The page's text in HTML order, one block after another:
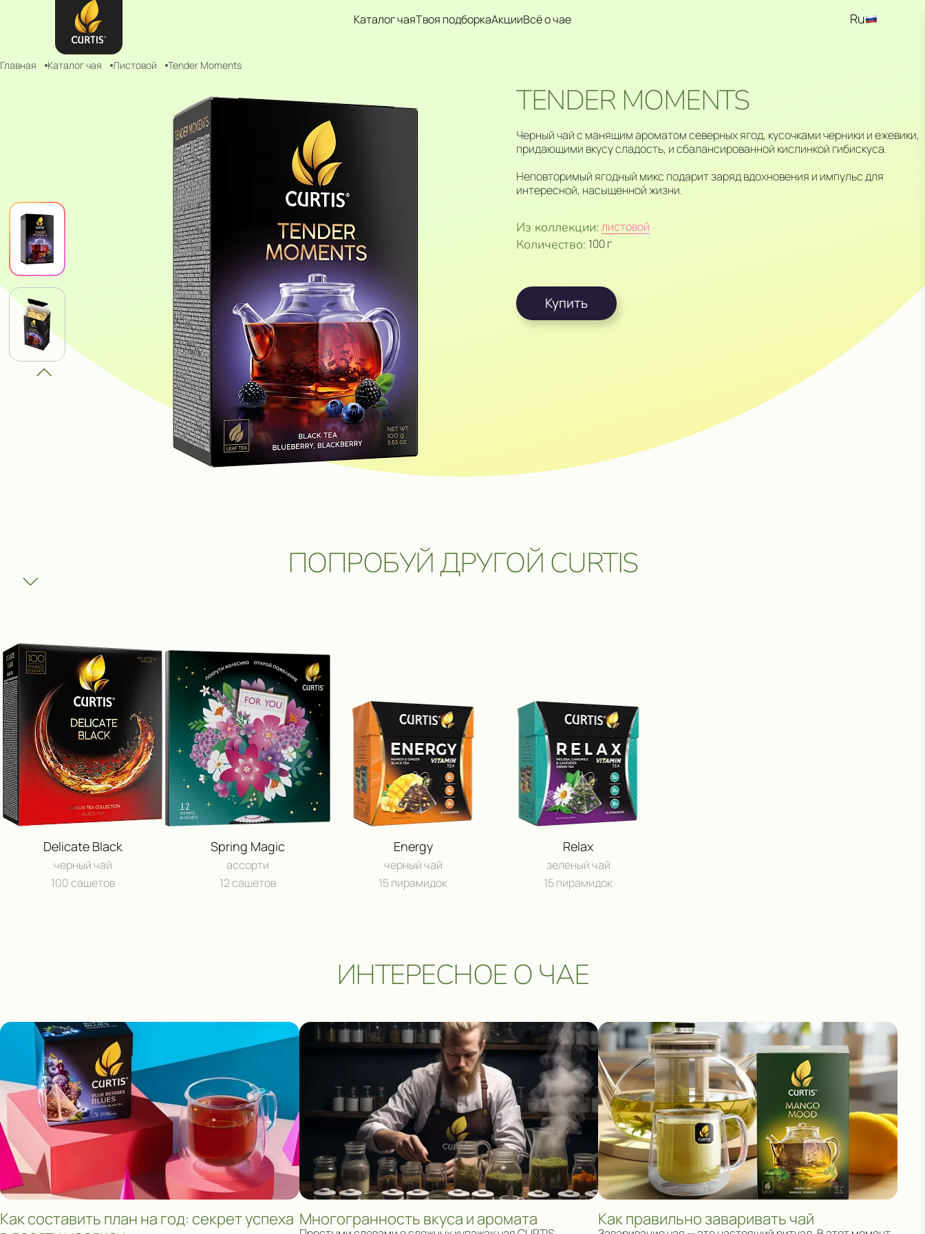
Каталог чаяТвоя подборкаАкцииВсё о чае
Ru
Главная Каталог чая Листовой Tender Moments
TENDER MOMENTS
Черный чай с манящим ароматом северных ягод, кусочками черники и ежевики,
придающими вкусу сладость, и сбалансированной кислинкой гибискуса.
Неповторимый ягодный микс подарит заряд вдохновения и импульс для
интересной, насыщенной жизни.
Из коллекции: листовой
Количество: 100 г
Купить
КУПИТЬ В ОНЛАЙН⁠-⁠МАГАЗИНЕ
ПОПРОБУЙ ДРУГОЙ CURTIS
Delicate Black
черный чай
100 сашетов
Spring Magic
ассорти
12 сашетов
Energy
черный чай
15 пирамидок
Relax
зеленый чай
15 пирамидок
ИНТЕРЕСНОЕ О ЧАЕ
Как составить план на год: секрет успеха Многогранность вкуса и аромата Как правильно заваривать чай
ПОЛУЧИ ВОЗМОЖНОСТЬ
ВЫИГРАТЬ ПУТЕШЕСТВИЕ
И ДРУГИЕ ЦЕННЫЕ
ПРИЗЫ
Сроки акции: с 1 августа 2025 по 15 мая 2026. Подробнее:click.ru/3EJHAe
ОБРАТНАЯ СВЯЗЬ
Отправить сообщение
ОБРАТНАЯ СВЯЗЬ